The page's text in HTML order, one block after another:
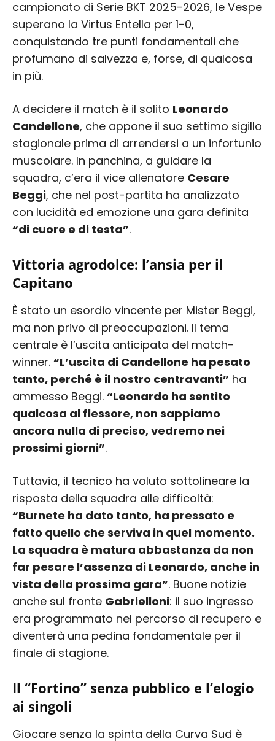
campionato di Serie BKT 2025-2026, le Vespe
superano la Virtus Entella per 1-0,
conquistando tre punti fondamentali che
profumano di salvezza e, forse, di qualcosa
in più.
A decidere il match è il solito Leonardo
Candellone, che appone il suo settimo sigillo
stagionale prima di arrendersi a un infortunio
muscolare. In panchina, a guidare la
squadra, c’era il vice allenatore Cesare
Beggi, che nel post-partita ha analizzato
con lucidità ed emozione una gara definita
“di cuore e di testa”.
Vittoria agrodolce: l’ansia per il
Capitano
È stato un esordio vincente per Mister Beggi,
ma non privo di preoccupazioni. Il tema
centrale è l’uscita anticipata del match-
winner. “L’uscita di Candellone ha pesato
tanto, perché è il nostro centravanti” ha
ammesso Beggi. “Leonardo ha sentito
qualcosa al flessore, non sappiamo
ancora nulla di preciso, vedremo nei
prossimi giorni”.
Tuttavia, il tecnico ha voluto sottolineare la
risposta della squadra alle difficoltà:
“Burnete ha dato tanto, ha pressato e
fatto quello che serviva in quel momento.
La squadra è matura abbastanza da non
far pesare l’assenza di Leonardo, anche in
vista della prossima gara”. Buone notizie
anche sul fronte Gabrielloni: il suo ingresso
era programmato nel percorso di recupero e
diventerà una pedina fondamentale per il
finale di stagione.
Il “Fortino” senza pubblico e l’elogio
ai singoli
Giocare senza la spinta della Curva Sud è